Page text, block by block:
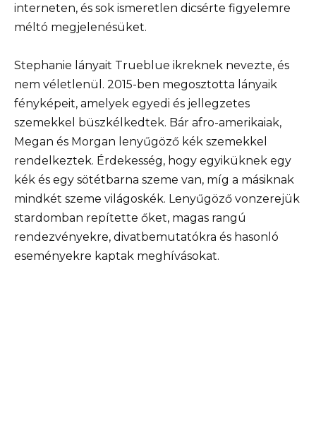
interneten, és sok ismeretlen dicsérte figyelemre
méltó megjelenésüket.
Stephanie lányait Trueblue ikreknek nevezte, és
nem véletlenül. 2015-ben megosztotta lányaik
fényképeit, amelyek egyedi és jellegzetes
szemekkel büszkélkedtek. Bár afro-amerikaiak,
Megan és Morgan lenyűgöző kék szemekkel
rendelkeztek. Érdekesség, hogy egyiküknek egy
kék és egy sötétbarna szeme van, míg a másiknak
mindkét szeme világoskék. Lenyűgöző vonzerejük
stardomban repítette őket, magas rangú
rendezvényekre, divatbemutatókra és hasonló
eseményekre kaptak meghívásokat.